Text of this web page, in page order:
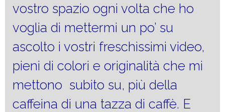
vostro spazio ogni volta che ho
voglia di mettermi un po’ su
ascolto i vostri freschissimi video,
pieni di colori e originalità che mi
mettono subito su, più della
caffeina di una tazza di caffè. E